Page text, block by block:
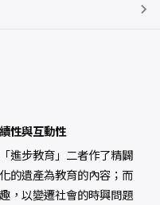
性與互動性
進步教育」二者作了精闢
的遺產為教育的內容；而
，以變遷社會的時興問題